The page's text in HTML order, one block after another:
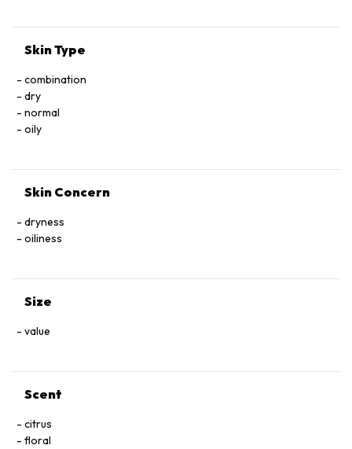
Skin Type
combination
dry
normal
oily
Skin Concern
dryness
oiliness
Size
value
Scent
citrus
floral